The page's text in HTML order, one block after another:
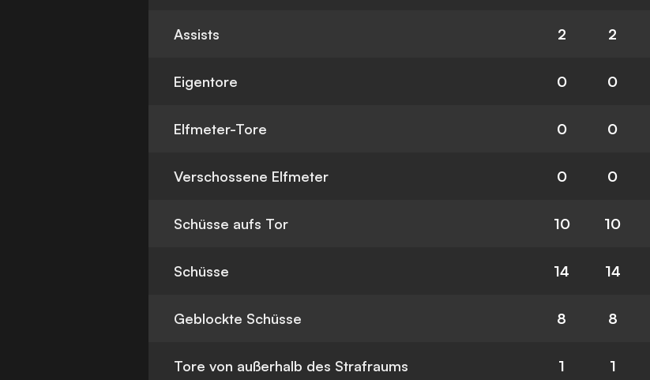
Assists 2 2
Eigentore 0 0
Elfmeter-Tore 0 0
Verschossene Elfmeter 0 0
Schüsse aufs Tor 10 10
Schüsse 14 14
Geblockte Schüsse 8 8
Tore von außerhalb des Strafraums 1 1